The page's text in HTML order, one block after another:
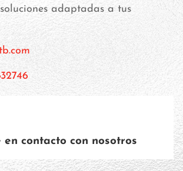
adaptadas a tus
en contacto con nosotros